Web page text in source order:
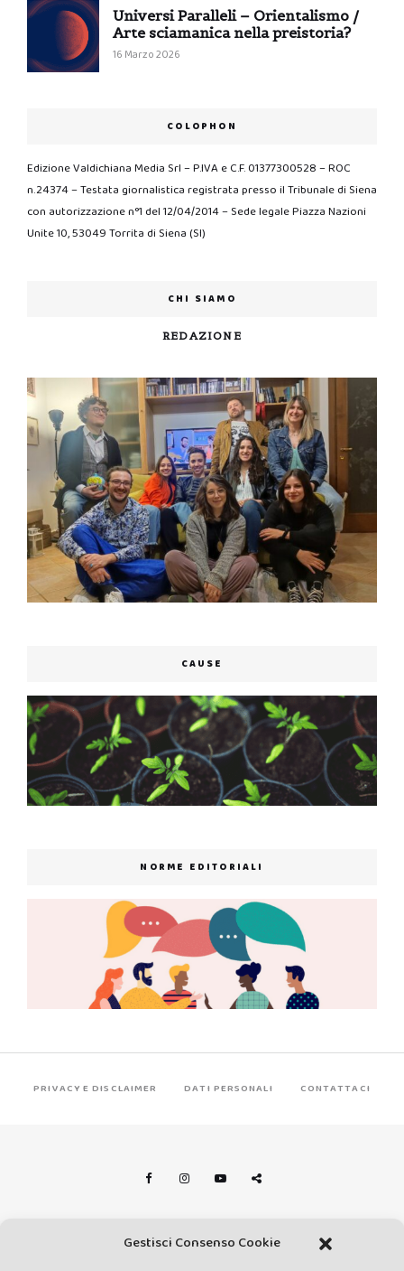
Gestisci Consenso Cookie
Universi Paralleli – Orientalismo /
Arte sciamanica nella preistoria?
16 Marzo 2026
COLOPHON
Edizione Valdichiana Media Srl – P.IVA e C.F. 01377300528 – ROC
n.24374 – Testata giornalistica registrata presso il Tribunale di Siena
con autorizzazione n°1 del 12/04/2014 – Sede legale Piazza Nazioni
Unite 10, 53049 Torrita di Siena (SI)
CHI SIAMO
REDAZIONE
CAUSE
NORME EDITORIALI
PRIVACY E DISCLAIMER DATI PERSONALI CONTATTACI
Made by Avatar Web Communication © Copyright 2013-2026. All
rights reserved - Testata registrata presso il Tribunale di Siena con